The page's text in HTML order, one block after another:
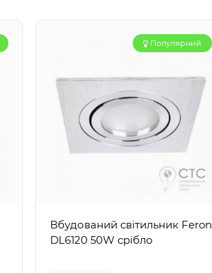
Популярний
Вбудований світильник Feron
DL6120 50W срібло